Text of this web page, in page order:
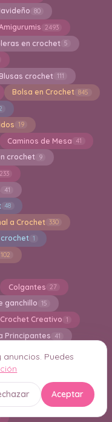
80
2493
en crochet 5
Blusas crochet 111
Bolsa en Crochet 845
19
Caminos de Mesa 41
crochet 9
233
41
48
a Crochet 330
crochet 1
102
Colgantes 27
ganchillo 15
Crochet Creativo 1
Principantes 41
Cuellos en Crochet
Decor
en Crochet 1
de baño en Crochet
Puedes
Aceptar